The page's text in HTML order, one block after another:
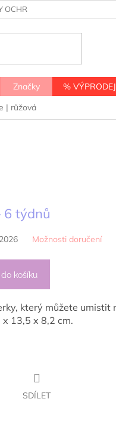
OCHRANY OSOBNÍCH ÚDAJŮ
Značky
% VÝPRODEJ
| růžová
6 týdnů
Možnosti doručení
košíku
který můžete umistit
13,5 x 8,2 cm.
SDÍLET